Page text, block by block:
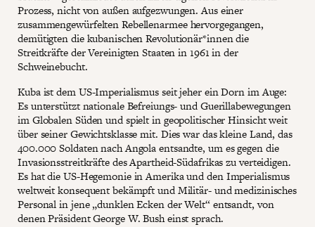
Prozess, nicht von außen aufgezwungen. Aus einer
zusammengewürfelten Rebellenarmee hervorgegangen,
demütigten die kubanischen Revolutionär*innen die
Streitkräfte der Vereinigten Staaten in 1961 in der
Schweinebucht.
Kuba ist dem US-Imperialismus seit jeher ein Dorn im Auge:
Es unterstützt nationale Befreiungs- und Guerillabewegungen
im Globalen Süden und spielt in geopolitischer Hinsicht weit
über seiner Gewichtsklasse mit. Dies war das kleine Land, das
400.000 Soldaten nach Angola entsandte, um es gegen die
Invasionsstreitkräfte des Apartheid-Südafrikas zu verteidigen.
Es hat die US-Hegemonie in Amerika und den Imperialismus
weltweit konsequent bekämpft und Militär- und medizinisches
Personal in jene „dunklen Ecken der Welt“ entsandt, von
denen Präsident George W. Bush einst sprach.